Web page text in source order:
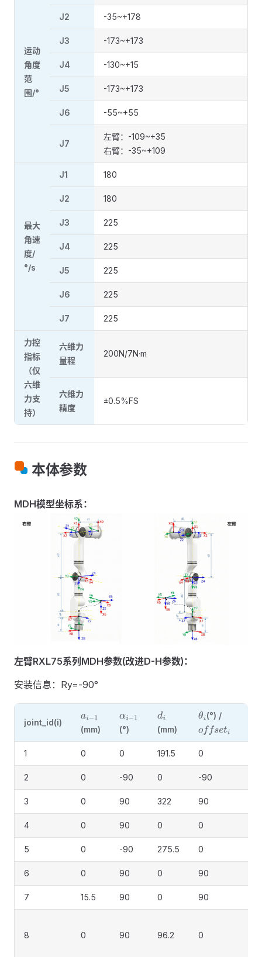
运动
角度
范
围/°
J2 -35~+178
J3 -173~+173
J4 -130~+15
J5 -173~+173
J6 -55~+55
J7
左臂：-109~+35
右臂：-35~+109
最大
角速
度/
°/s
J1 180
J2 180
J3 225
J4 225
J5 225
J6 225
J7 225
力控
指标
（仅
六维
力支
持）
六维力
量程
200N/7N·m
六维力
精度
±0.5%FS
本体参数
MDH模型坐标系：
左臂RXL75系列MDH参数(改进D-H参数)：
安装信息：Ry=-90°
joint_id(i) ai−1
(mm)
αi−1
(°)
di
(mm)
θi(°) /
offseti
1 0 0 191.5 0
2 0 -90 0 -90
3 0 90 322 90
4 0 90 0 0
5 0 -90 275.5 0
6 0 90 0 90
7 15.5 90 0 90
8 0 90 96.2 0